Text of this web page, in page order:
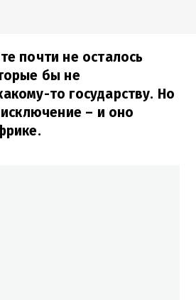
почти не осталось
бы не
то государству. Но
– и оно